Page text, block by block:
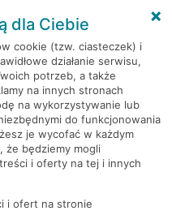
dla Ciebie
cookie (tzw. ciasteczek) i
działanie serwisu,
potrzeb, a także
na innych stronach
na wykorzystywanie lub
do funkcjonowania
je wycofać w każdym
że będziemy mogli
i oferty na tej i innych
i ofert na stronie